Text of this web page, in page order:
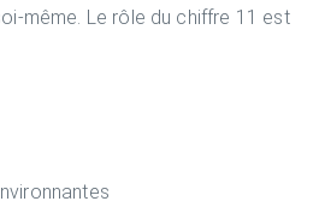
même. Le rôle du chiffre 11 est